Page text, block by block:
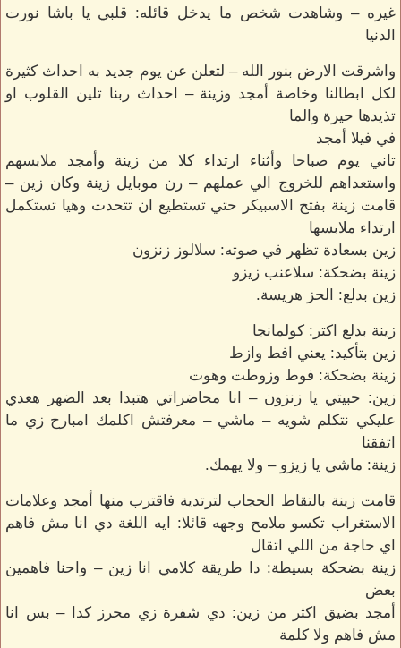
غيره – وشاهدت شخص ما يدخل قائله: قلبي يا باشا نورت
الدنيا
واشرقت الارض بنور الله – لتعلن عن يوم جديد به احداث كثيرة
لكل ابطالنا وخاصة أمجد وزينة – احداث ربنا تلين القلوب او
تذيدها حيرة والما
في فيلا أمجد
تاني يوم صباحا وأثناء ارتداء كلا من زينة وأمجد ملابسهم
واستعداهم للخروج الي عملهم – رن موبايل زينة وكان زين –
قامت زينة بفتح الاسبيكر حتي تستطيع ان تتحدت وهيا تستكمل
ارتداء ملابسها
زين بسعادة تظهر في صوته: سلالوز زنزون
زينة بضحكة: سلاعنب زيزو
زين بدلع: الحز هريسة.
زينة بدلع اكتر: كولمانجا
زين بتأكيد: يعني افط وازط
زينة بضحكة: فوط وزوطت وهوت
زين: حبيتي يا زنزون – انا محاضراتي هتبدا بعد الضهر هعدي
عليكي نتكلم شويه – ماشي – معرفتش اكلمك امبارح زي ما
اتفقنا
زينة: ماشي يا زيزو – ولا يهمك.
قامت زينة بالتقاط الحجاب لترتدية فاقترب منها أمجد وعلامات
الاستغراب تكسو ملامح وجهه قائلا: ايه اللغة دي انا مش فاهم
اي حاجة من اللي اتقال
زينة بضحكة بسيطة: دا طريقة كلامي انا زين – واحنا فاهمين
بعض
أمجد بضيق اكثر من زين: دي شفرة زي محرز كدا – بس انا
مش فاهم ولا كلمة